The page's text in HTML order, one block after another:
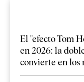
El "efecto Tom
en 2026: la
convierte en los